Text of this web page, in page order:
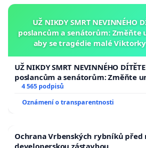
UŽ NIKDY SMRT NEVINNÉHO
poslancům a senátorům: Změňte
aby se tragédie malé
UŽ NIKDY SMRT NEVINNÉHO
poslancům a senátorům: Změňte
aby se tragédie malé Viktorky už
4 565 podpisů
Oznámení o transparentnosti
Ochrana Vrbenských rybníků před